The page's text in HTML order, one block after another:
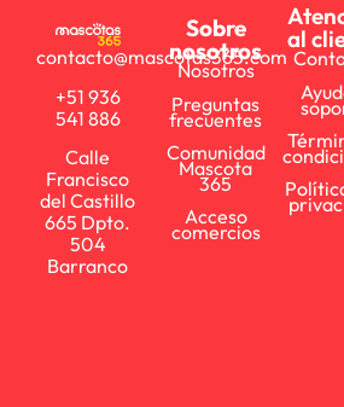
contacto@mascotas365.com
+51 936
541 886
Calle
Francisco
del Castillo
665 Dpto.
504
Barranco
Sobre
nosotros
Nosotros
Preguntas
frecuentes
Comunidad
Mascota
365
Acceso
comercios
al